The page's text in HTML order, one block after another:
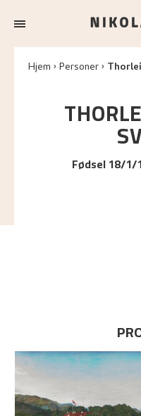
Hjem Personer
Fødsel 18/